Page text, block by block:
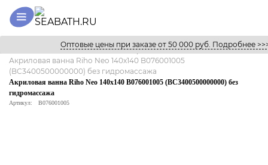
Оптовые цены при заказе от 50 000 руб. Подробнее
Каталог Ванны
Акриловые
Акриловая ванна Riho Neo 140x140 B076001005
(BC3400500000000) без гидромассажа
Акриловая ванна Riho Neo 140x140 B076001005 (BC3400500000000) без
гидромассажа
Артикул: B076001005